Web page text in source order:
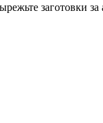
заготовки